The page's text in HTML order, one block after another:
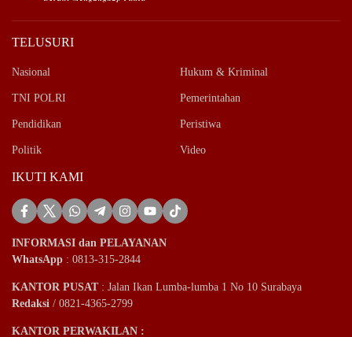
TELUSURI
Nasional Hukum & Kriminal
TNI POLRI Pemerintahan
Pendidikan Peristiwa
Politik Video
IKUTI KAMI
INFORMASI dan PELAYANAN
WhatsApp : 0813-315-2844
KANTOR PUSAT: Jalan Ikan Lumba-lumba 1 No 10 Surabaya
Redaksi / 0821-4365-2799
KANTOR PERWAKILAN :